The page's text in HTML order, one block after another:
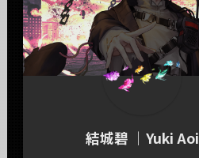
結城碧 ｜Yuki Aoi